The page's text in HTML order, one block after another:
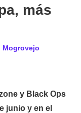
más
Mogrovejo
y Black Ops
junio y en el